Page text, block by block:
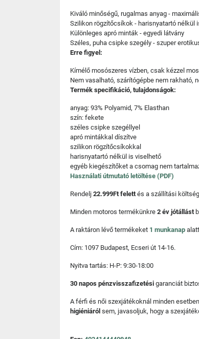
Kiváló minőségű, rugalmas anyag -
Szilikon rögzítőcsíkok - harisnyatartó nélkül
Különleges apró minták - egyedi látvány
Széles, puha csipke szegély - szuper
Erre figyel:
Kímélő mosószeres vízben, csak kézzel
Nem vasalható, szárítógépbe nem rakható,
Termék specifikáció, tulajdonságok:
anyag: 93% Polyamid, 7% Elasthan
szín: fekete
széles csipke szegéllyel
apró mintákkal díszítve
szilikon rögzítőcsíkokkal
harisnyatartó nélkül is viselhető
egyéb kiegészítőket a csomag nem
Használati útmutató letöltése (PDF)
Rendelj 22.999Ft felettés a szállítási
Minden motoros termékünkre 2 év jótállást
A raktáron lévő termékeket 1 munkanap
Cím: 1097 Budapest, Ecseri út 14-16.
Nyitva tartás: H-P: 9:30-18:00
30 napos pénzvisszafizetési garanciát
A férfi és női szexjátékoknál minden
higiéniáról sem, javasoljuk, hogy a